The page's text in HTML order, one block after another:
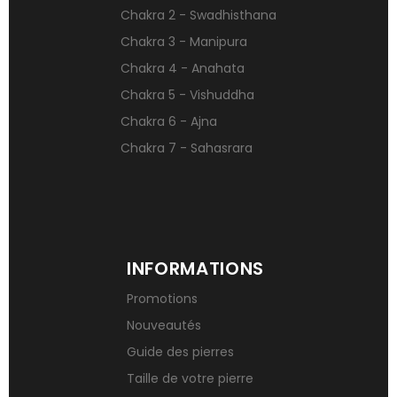
Qu’est-ce qu’une gemme ?
Signification des pierres de naissance
Chakra 2 - Swadhisthana
Chakra 3 - Manipura
Chakra 4 - Anahata
Chakra 5 - Vishuddha
Chakra 6 - Ajna
Chakra 7 - Sahasrara
INFORMATIONS
Promotions
Nouveautés
Guide des pierres
Taille de votre pierre